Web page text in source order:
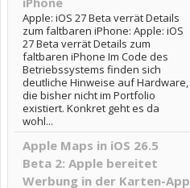
Apple: iOS 27 Beta verrät Details
zum faltbaren iPhone: Apple: iOS
27 Beta verrät Details zum
faltbaren iPhone Im Code des
Betriebssystems finden sich
deutliche Hinweise auf Hardware,
die bisher nicht im Portfolio
existiert. Konkret geht es da
wohl...
Apple Maps in iOS 26.5
Beta 2: Apple bereitet
Werbung in der Karten-App